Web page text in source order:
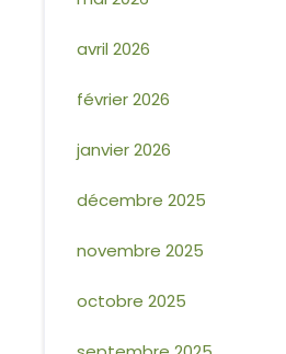
avril 2026
février 2026
janvier 2026
décembre 2025
novembre 2025
octobre 2025